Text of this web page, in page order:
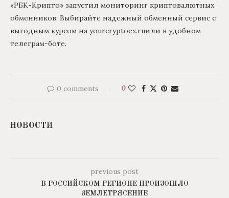
«РБК-Крипто» запустил мониторинг криптовалютных
обменников. Выбирайте надежный обменный сервис с
выгодным курсом на yourcryptoex.ruили в удобном
телеграм-боте.
0 comments 0
НОВОСТИ
previous post
В РОССИЙСКОМ РЕГИОНЕ ПРОИЗОШЛО
ЗЕМЛЕТРЯСЕНИЕ